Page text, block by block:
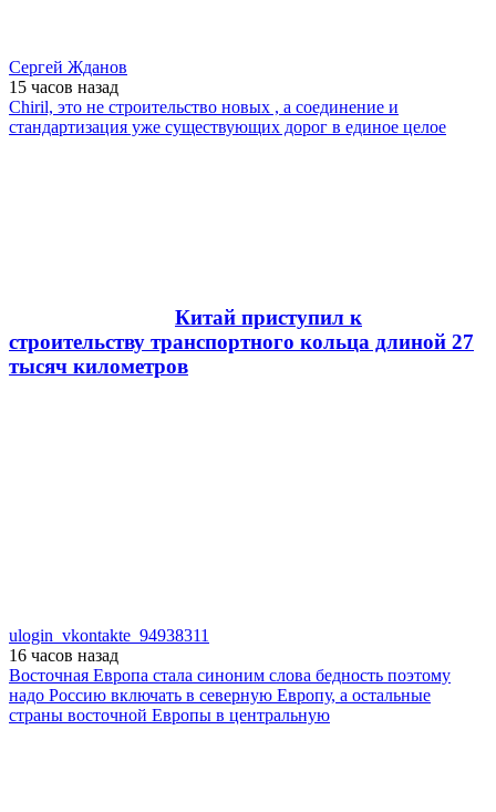
Сергей Жданов
15 часов назад
Chiril, это не строительство новых , а соединение и
стандартизация уже существующих дорог в единое целое
Китай приступил к
строительству транспортного кольца длиной 27
тысяч километров
ulogin_vkontakte_94938311
16 часов назад
Восточная Европа стала синоним слова бедность поэтому
надо Россию включать в северную Европу, а остальные
страны восточной Европы в центральную